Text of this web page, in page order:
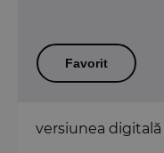
Favorit
versiunea digitală